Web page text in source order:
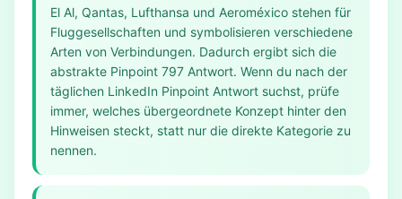
El Al, Qantas, Lufthansa und Aeroméxico stehen für
Fluggesellschaften und symbolisieren verschiedene
Arten von Verbindungen. Dadurch ergibt sich die
abstrakte Pinpoint 797 Antwort. Wenn du nach der
täglichen LinkedIn Pinpoint Antwort suchst, prüfe
immer, welches übergeordnete Konzept hinter den
Hinweisen steckt, statt nur die direkte Kategorie zu
nennen.